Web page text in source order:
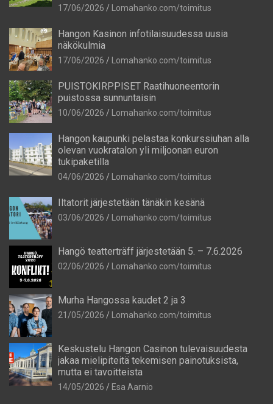
17/06/2026 Lomahanko.com/toimitus
Hangon Kasinon infotilaisuudessa uusia
näkökulmia
17/06/2026 Lomahanko.com/toimitus
PUISTOKIRPPISET Raatihuoneentorin
puistossa sunnuntaisin
10/06/2026 Lomahanko.com/toimitus
Hangon kaupunki pelastaa konkurssiuhan alla
olevan vuokratalon yli miljoonan euron
tukipaketilla
04/06/2026 Lomahanko.com/toimitus
Iltatorit järjestetään tänäkin kesänä
03/06/2026 Lomahanko.com/toimitus
Hangö teatterträff järjestetään 5. – 7.6.2026
02/06/2026 Lomahanko.com/toimitus
Murha Hangossa kaudet 2 ja 3
21/05/2026 Lomahanko.com/toimitus
Keskustelu Hangon Casinon tulevaisuudesta
jakaa mielipiteitä tekemisen painotuksista,
mutta ei tavoitteista
14/05/2026 Esa Aarnio